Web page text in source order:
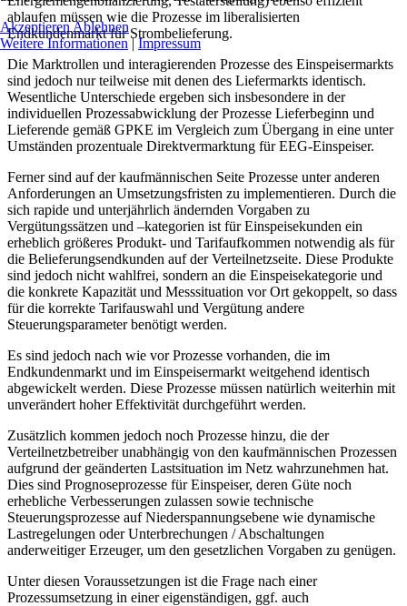
ablaufen müssen wie die Prozesse im liberalisierten
Endkundenmarkt für Strombelieferung.
Die Marktrollen und interagierenden Prozesse des Einspeisermarkts
sind jedoch nur teilweise mit denen des Liefermarkts identisch.
Wesentliche Unterschiede ergeben sich insbesondere in der
individuellen Prozessabwicklung der Prozesse Lieferbeginn und
Lieferende gemäß GPKE im Vergleich zum Übergang in eine unter
Umständen prozentuale Direktvermarktung für EEG-Einspeiser.
Ferner sind auf der kaufmännischen Seite Prozesse unter anderen
Anforderungen an Umsetzungsfristen zu implementieren. Durch die
sich rapide und unterjährlich ändernden Vorgaben zu
Vergütungssätzen und –kategorien ist für Einspeisekunden ein
erheblich größeres Produkt- und Tarifaufkommen notwendig als für
die Belieferungsendkunden auf der Verteilnetzseite. Diese Produkte
sind jedoch nicht wahlfrei, sondern an die Einspeisekategorie und
die konkrete Kapazität und Messsituation vor Ort gekoppelt, so dass
für die korrekte Tarifauswahl und Vergütung andere
Steuerungsparameter benötigt werden.
Es sind jedoch nach wie vor Prozesse vorhanden, die im
Endkundenmarkt und im Einspeisermarkt weitgehend identisch
abgewickelt werden. Diese Prozesse müssen natürlich weiterhin mit
unverändert hoher Effektivität durchgeführt werden.
Zusätzlich kommen jedoch noch Prozesse hinzu, die der
Verteilnetzbetreiber unabhängig von den kaufmännischen Prozessen
aufgrund der geänderten Lastsituation im Netz wahrzunehmen hat.
Dies sind Prognoseprozesse für Einspeiser, deren Güte noch
erhebliche Verbesserungen zulassen sowie technische
Steuerungsprozesse auf Niederspannungsebene wie dynamische
Lastregelungen oder Unterbrechungen / Abschaltungen
anderweitiger Erzeuger, um den gesetzlichen Vorgaben zu genügen.
Unter diesen Voraussetzungen ist die Frage nach einer
Prozessumsetzung in einer eigenständigen, ggf. auch
AkzeptierenAblehnen
Weitere Informationen |Impressum